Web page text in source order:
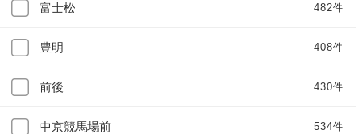
富士松 482件
豊明 408件
前後 430件
中京競馬場前 534件